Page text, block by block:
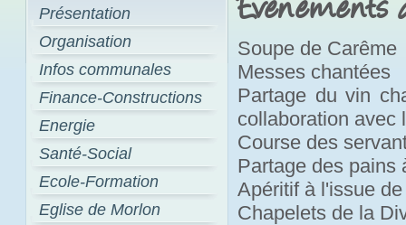
Présentation
Organisation
Infos communales
Finance-Constructions
Energie
Santé-Social
Ecole-Formation
Eglise de Morlon
Evenements
Soupe de Carême
Messes chantées
Partage du vin
collaboration avec
Course des
Partage des pains
Apéritif à l'issue
Chapelets de la